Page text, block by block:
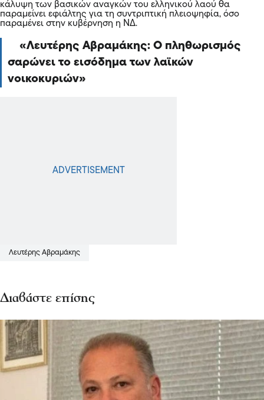
κάλυψη των βασικών αναγκών του ελληνικού λαού θα
παραμείνει εφιάλτης για τη συντριπτική πλειοψηφία, όσο
παραμένει στην κυβέρνηση η ΝΔ.
Λευτέρης Αβραμάκης: Ο πληθωρισμός
σαρώνει το εισόδημα των λαϊκών
νοικοκυριών
Λευτέρης Αβραμάκης
Διαβάστε επίσης